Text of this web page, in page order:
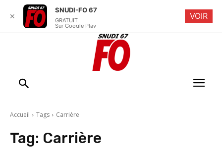
Accueil Tags Carrière
Tag: Carrière
✕
SNUDI-FO 67
GRATUIT
Sur Google Play
VOIR